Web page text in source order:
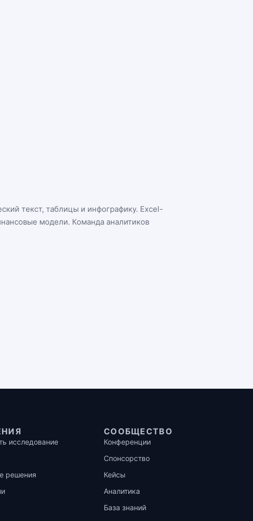
текст, таблицы и инфографику. Excel-
модели. Команда аналитиков
исследование
решения
СООБЩЕСТВО
Конференции
Спонсорство
Кейсы
Аналитика
База знаний